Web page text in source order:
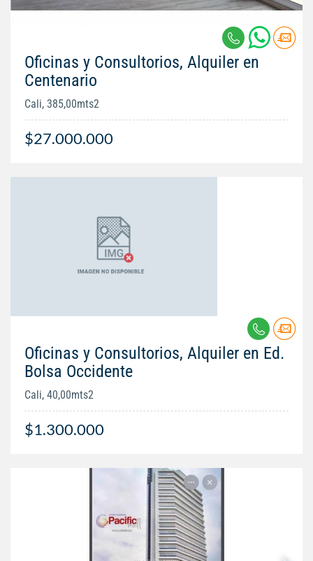
Oficinas y Consultorios, Alquiler en
Centenario
Cali, 385,00mts2
$27.000.000
Oficinas y Consultorios, Alquiler en Ed.
Bolsa Occidente
Cali, 40,00mts2
$1.300.000